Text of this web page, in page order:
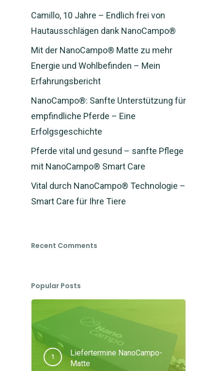
Camillo, 10 Jahre – Endlich frei von
Hautausschlägen dank NanoCampo®
Mit der NanoCampo® Matte zu mehr
Energie und Wohlbefinden – Mein
Erfahrungsbericht
NanoCampo®: Sanfte Unterstützung für
empfindliche Pferde – Eine
Erfolgsgeschichte
Pferde vital und gesund – sanfte Pflege
mit NanoCampo® Smart Care
Vital durch NanoCampo® Technologie –
Smart Care für Ihre Tiere
Recent Comments
Popular Posts
Liefertermine NanoCampo-
Matte